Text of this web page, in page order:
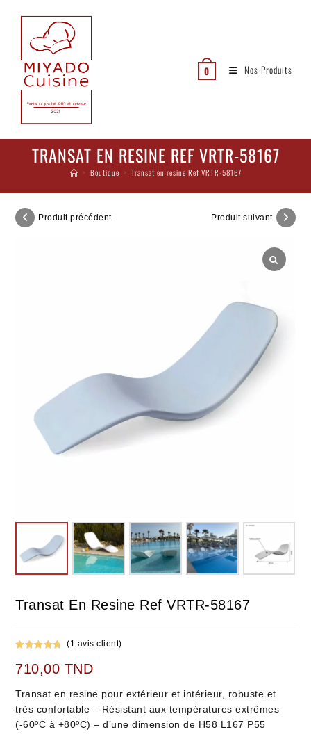
0 Nos Produits
TRANSAT EN RESINE REF VRTR-58167
> Boutique > Transat en resine Ref VRTR-58167
Produit précédent Produit suivant
Transat En Resine Ref VRTR-58167
sur 5
notation
client
(1 avis client)
710,00 TND
Transat en resine pour extérieur et intérieur, robuste et
très confortable – Résistant aux températures extrêmes
(-60ºC à +80ºC) – d’une dimension de H58 L167 P55